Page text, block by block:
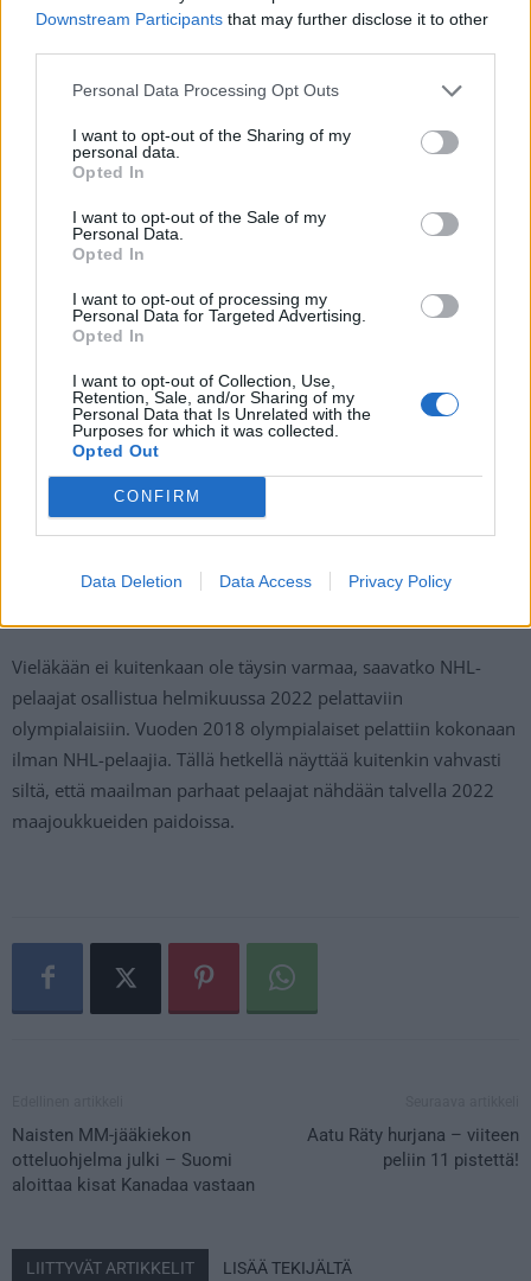
Downstream Participants that may further disclose it to other
Personal Data Processing Opt Outs
I want to opt-out of the Sharing of my
personal data.
Opted In
I want to opt-out of the Sale of my
Personal Data.
Opted In
I want to opt-out of processing my
Personal Data for Targeted Advertising.
Opted In
I want to opt-out of Collection, Use,
Retention, Sale, and/or Sharing of my
Personal Data that Is Unrelated with the
Purposes for which it was collected.
Opted Out
CONFIRM
Data Deletion Data Access Privacy Policy
Mikael Granlund
Erik Haula
Roope Hintz
Kasperi Kapanen
Joel Kiviranta
Jesperi Kotkaniemi
Janne Kuokkanen
Patrik Laine
Juho Lammikko
Anton Lundell
Eetu Luostarinen
Jesse Puljujärvi
Mikko Rantanen
Arttu Ruotsalainen
Teuvo Teräväinen
Eeli Tolvanen
Vieläkään ei kuitenkaan ole täysin varmaa, saavatko NHL-
pelaajat osallistua helmikuussa 2022 pelattaviin
olympialaisiin. Vuoden 2018 olympialaiset pelattiin kokonaan
ilman NHL-pelaajia. Tällä hetkellä näyttää kuitenkin vahvasti
siltä, että maailman parhaat pelaajat nähdään talvella 2022
maajoukkueiden paidoissa.
Naisten MM-jääkiekon
otteluohjelma julki – Suomi
aloittaa kisat Kanadaa vastaan
Aatu Räty hurjana – viiteen
peliin 11 pistettä!
LIITTYVÄT ARTIKKELIT LISÄÄ TEKIJÄLTÄ